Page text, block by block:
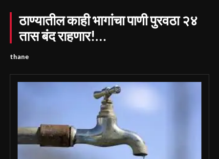
ठाण्यातील काही भागांचा पाणी पुरवठा २४
तास बंद राहणार!…
thane